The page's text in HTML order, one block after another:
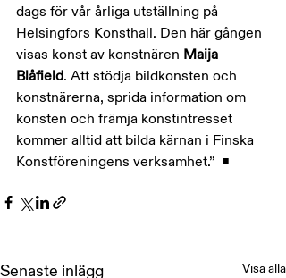
dags för vår årliga utställning på
Helsingfors Konsthall. Den här gången
visas konst av konstnären Maija
Blåfield. Att stödja bildkonsten och
konstnärerna, sprida information om
konsten och främja konstintresset
kommer alltid att bilda kärnan i Finska
Konstföreningens verksamhet.”  ◾️
Senaste inlägg Visa alla